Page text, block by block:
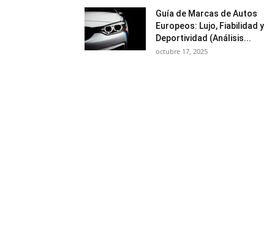
Guía de Marcas de Autos
Europeos: Lujo, Fiabilidad y
Deportividad (Análisis...
octubre 17, 2025